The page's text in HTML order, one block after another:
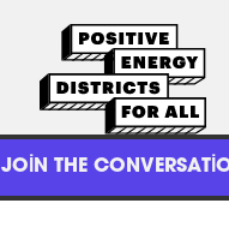
JOIN THE